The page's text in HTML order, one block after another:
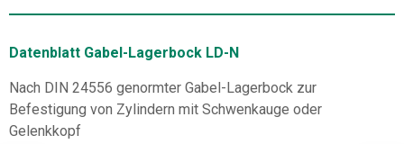
Datenblatt Gabel-Lagerbock LD-N
Nach DIN 24556 genormter Gabel-Lagerbock zur
Befestigung von Zylindern mit Schwenkauge oder
Gelenkkopf